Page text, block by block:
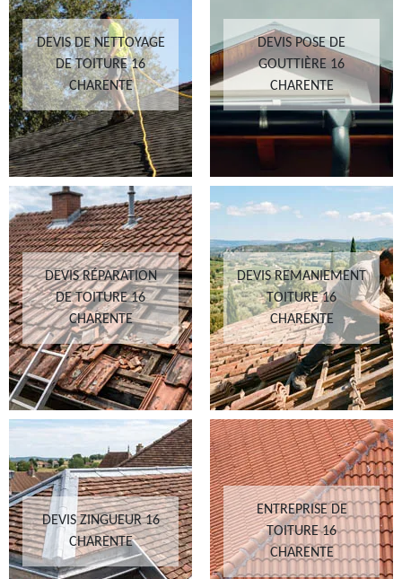
DEVIS DE NETTOYAGE
DE TOITURE 16
CHARENTE
DEVIS POSE DE
GOUTTIÈRE 16
CHARENTE
DEVIS RÉPARATION
DE TOITURE 16
CHARENTE
DEVIS REMANIEMENT
TOITURE 16
CHARENTE
DEVIS ZINGUEUR 16
CHARENTE
ENTREPRISE DE
TOITURE 16
CHARENTE